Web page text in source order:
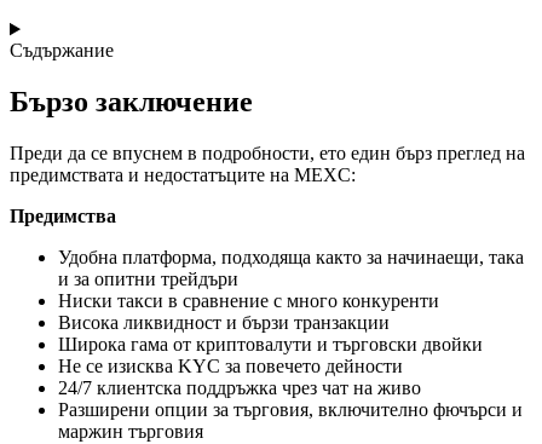
Съдържание
Бързо заключение
Преди да се впуснем в подробности, ето един бърз преглед на
предимствата и недостатъците на MEXC:
Предимства
Удобна платформа, подходяща както за начинаещи, така
и за опитни трейдъри
Ниски такси в сравнение с много конкуренти
Висока ликвидност и бързи транзакции
Широка гама от криптовалути и търговски двойки
Не се изисква KYC за повечето дейности
24/7 клиентска поддръжка чрез чат на живо
Разширени опции за търговия, включително фючърси и
маржин търговия